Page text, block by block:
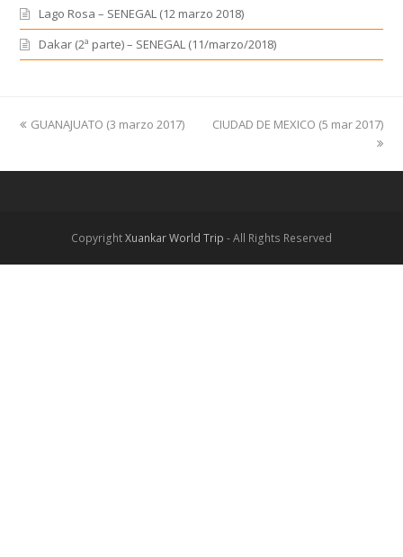
Lago Rosa – SENEGAL (12 marzo 2018)
Dakar (2ª parte) – SENEGAL (11/marzo/2018)
previous
GUANAJUATO (3 marzo 2017)
next
CIUDAD DE MEXICO (5 mar 2017)
CopyrightXuankar World Trip - All Rights Reserved